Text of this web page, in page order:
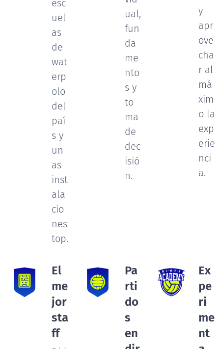
esc
uel
as
de
wat
erp
olo
del
paí
s y
un
as
inst
ala
cio
nes
top.
ual,
fun
da
me
nto
s y
to
ma
de
dec
isió
n.
y
apr
ove
cha
r al
má
xim
o la
exp
erie
nci
a.
El
me
jor
sta
ff
Pa
rti
do
s
en
Ex
pe
ri
me
nt